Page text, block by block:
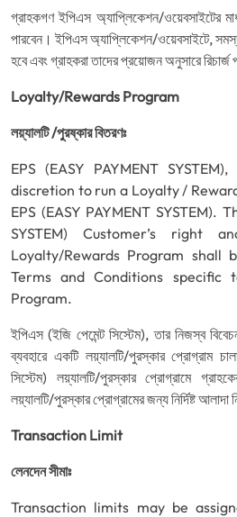
গ্রাহকগণ ইপিএস অ্যাপ্লিকেশন/ওয়েবসাইটের
পারবেন। ইপিএস অ্যাপ্লিকেশন/ওয়েবসাইটে,
হবে এবং গ্রাহকরা তাদের প্রয়োজন অনুসারে রিচার্জ
Loyalty/Rewards Program
লয়্যালটি /পুরষ্কার বিতরণঃ
EPS (EASY PAYMENT
discretion to run a Loyalty /
EPS (EASY PAYMENT SYSTEM).
SYSTEM) Customer’s right
Loyalty/Rewards Program shall
Terms and Conditions specific
Program.
ইপিএস (ইজি পেমেন্ট সিস্টেম), তার নিজস্ব
ব্যবহারে একটি লয়্যালটি/পুরস্কার প্রোগ্রাম
সিস্টেম) লয়্যালটি/পুরস্কার প্রোগ্রামে
লয়্যালটি/পুরস্কার প্রোগ্রামের জন্য নির্দিষ্ট আলাদা
Transaction Limit
লেনদেন সীমাঃ
Transaction limits may be